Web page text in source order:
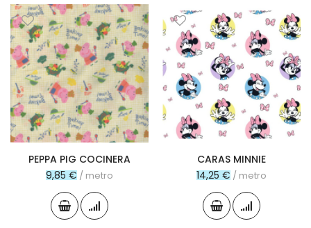
PEPPA PIG COCINERA
9,85 € / metro
CARAS MINNIE
14,25 € / metro